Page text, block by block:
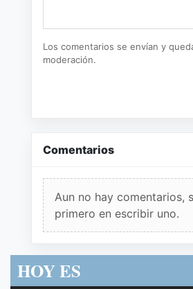
Los comentarios se envían y
moderación.
Comentarios
Aun no hay comentarios,
primero en escribir uno.
HOY ES